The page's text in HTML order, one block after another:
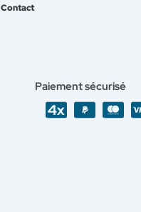
Contact
Paiement sécurisé